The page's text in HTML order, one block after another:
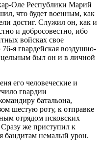
Оле Республики Марий
что будет военным, как
достиг. Служил он, как и
и добросовестно, ибо
войсках свое
я гвардейская воздушно-
был он и в личной
его человеческие и
гвардии
батальона,
шестую роту, к отправке
отрядом псковских
Сразу же приступил к
бандитам немалый урон.